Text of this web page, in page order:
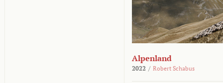
Alpenland
2022 / Robert Schabus